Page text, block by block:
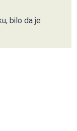
bilo da je